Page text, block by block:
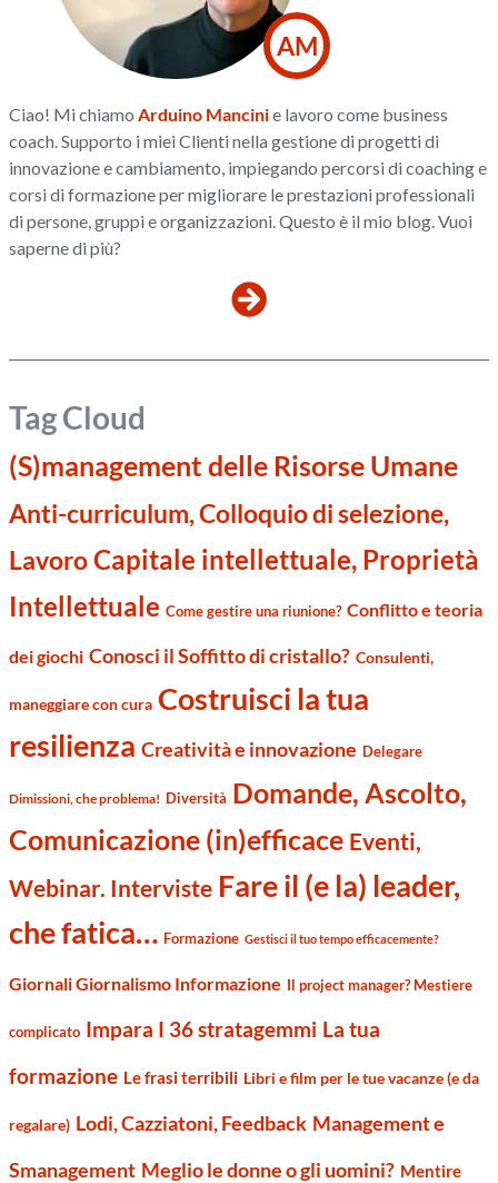
AM
Ciao! Mi chiamo Arduino Mancinie lavoro come business
coach. Supporto i miei Clienti nella gestione di progetti di
innovazione e cambiamento, impiegando percorsi di coaching e
corsi di formazione per migliorare le prestazioni professionali
di persone, gruppi e organizzazioni. Questo è il mio blog. Vuoi
saperne di più?
Tag Cloud
(S)management delle Risorse Umane
Anti-curriculum, Colloquio di selezione,
LavoroCapitale intellettuale, Proprietà
Intellettuale Come gestire una riunione? Conflitto e teoria
dei giochi Conosci il Soffitto di cristallo? Consulenti,
maneggiare con cura Costruisci la tua
resilienza Creatività e innovazione Delegare
Dimissioni, che problema! Diversità Domande, Ascolto,
Comunicazione (in)efficace Eventi,
Webinar. Interviste Fare il (e la) leader,
che fatica… Formazione Gestisci il tuo tempo efficacemente?
Giornali Giornalismo Informazione Il project manager? Mestiere
complicato Impara I 36 stratagemmi La tua
formazione Le frasi terribili Libri e film per le tue vacanze (e da
regalare) Lodi, Cazziatoni, Feedback Management e
Smanagement Meglio le donne o gli uomini? Mentire